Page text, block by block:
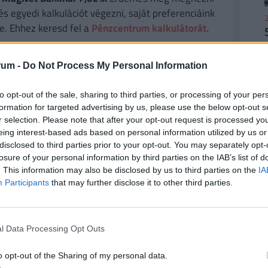
- Do Not Process My Personal Information
opt-out of the sale, sharing to third parties, or processing of your
for targeted advertising by us, please use the below opt-out
selection. Please note that after your opt-out request is processed
interest-based ads based on personal information utilized by us
to third parties prior to your opt-out. You may separately
of your personal information by third parties on the IAB’s list of
This information may also be disclosed by us to third parties on the
Participants that may further disclose it to other third parties.
Data Processing Opt Outs
opt-out of the Sharing of my personal data.
egyedi kalkulációt végezni, saját preferenciáink
Ehhez keresd fel a Pénzcentrum kalkulátorát.
vele, de jelezte, hogy a hét nagy részét
majd" – írta, egyúttal megköszönve a
virágokat.
rendkívüli megterhelést jelent az élsport a
tavalyi interjújában felidézte, hogy a 2024-es
és tíz napig betegséggel küzdött.